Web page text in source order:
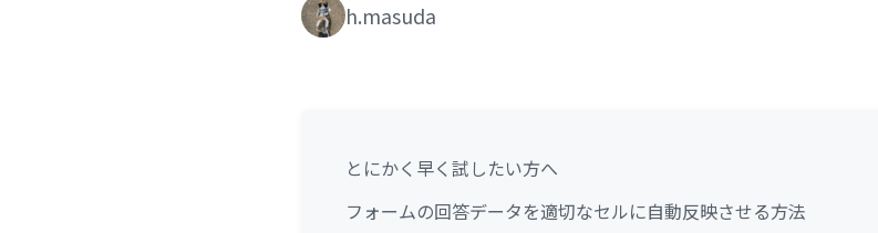
h.masuda
とにかく早く試したい方へ
フォームの回答データを適切なセルに自動反映させる方法